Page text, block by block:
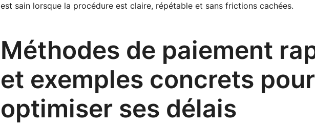
est sain lorsque la procédure est claire, répétable et sans frictions cachées.
Méthodes de paiement
et exemples concrets pour
optimiser ses délais